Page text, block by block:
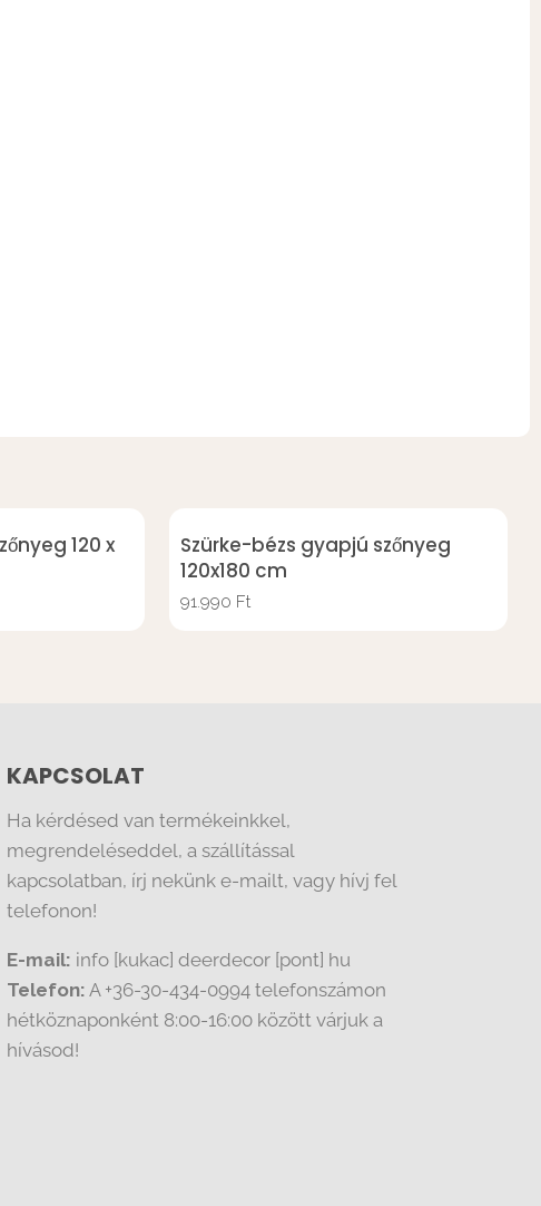
120 x
Szürke-bézs gyapjú szőnyeg
120x180 cm
91.990 Ft
KAPCSOLAT
Ha kérdésed van termékeinkkel,
megrendeléseddel, a szállítással
kapcsolatban, írj nekünk e-mailt, vagy hívj fel
telefonon!
E-mail: info [kukac] deerdecor [pont] hu
Telefon: A +36-30-434-0994 telefonszámon
hétköznaponként 8:00-16:00 között várjuk a
hívásod!